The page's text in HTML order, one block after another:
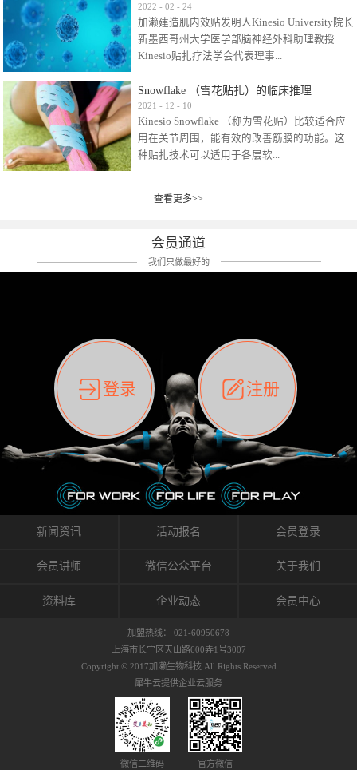
很多，比如试穿件衣服有时都会过敏，特定条
件下吃东西有时也会过敏，难道不吃不穿了？
其他品牌的在此我们不予评价，就KINESIO肌内
效贴布来说，40多年的研究开发制造肌内效贴
比如我本人，几乎天天接触KINESIO肌内效，无
论从皮肤适应性还是本人皮肤本身就不属于不
易过敏的那种，基本不会有过敏瘙痒的情况。
但是，当身体不适、休息不好、持续紧张等特
殊因素的影响下，有时还是会出现瘙痒过敏的
前后后居家近30天左右，感觉日子都日夜颠倒
痛影响走路。当天疼痛部贴了EDF和胃十字，膝
关节贴了半月板贴布。第2天第12肋部的EDF和
消失，贴布也没有出现进一步瘙痒过敏。而膝
关节的半月板贴布张力用的100%，但自始至终
它都很坚强的贴着，没有出现过任何瘙痒的迹
象。不同的条件下，同一个身体，不同的部位
皮肤的敏感度也有不同。因此我们KINESIO要做
的，是在研发生产过程中竭尽全力的降低致敏
性，减少贴布本身带来的致敏率。那到底是什
么原因引起的过敏瘙痒呢？我整理了以下内容
仅供大家参考，希望能给予大家帮助。首先我
们分析解剖下过敏的原因，然后简说一下
KINESIO贴布贴扎后预防应对。我把导致过敏的
原因，简单分为外因和内因。外因1，贴布贴布
括：1）面料的伸展率、回缩率、纤维的刺激
能会给皮肤带来过度的刺激，从而引起过敏瘙
2022 - 02 - 24
加濑建造肌内效贴发明人Kinesio University院长
新墨西哥州大学医学部脑神经外科助理教授
Kinesio贴扎疗法学会代表理事...
Kinesio Taping Association International
（KTAI）名誉会长 身体具有免疫、疼痛、细胞
破坏、发热、修复、增殖、再生等自然愈合能
力。 多作为细胞因子存在于皮肤表皮、真皮、
扎疗法）的效果是通过创造一个环境，使每种
以激发身体的自然愈合能力。 通常，药物会削
弱细胞因子的作用，单方面还会引起副作用的
症状。 与此相比，Kinesio肌内效贴创造了细
的控制仍有许多未知。 细胞因子是一种酵素，
各种各样的酵素起着适当的作用，为细胞创造
了适合居住的环境。 在现代医学上，这种细胞
因子是一种酶的观点往往被否定，但在体内有
有毒细菌和无毒细菌，它们起着保持身体平衡
的作用。 Kinesio肌内效贴不像药物那样在短时
间内表现出症状，而是通过花费时间创造一个
对身体没有伤害（副作用等）的环境来减轻症
状。 但是，由于营养、精神、运动的平衡被破
坏，各种细胞就会发生病态变化。 在一定的状
态下，细胞因子会自动捕捉异常，并在细胞之
间传递适当的修复信息。可以收集各自所需的
因子级联；细胞因子的连锁反应）。 如果这种
者甚至提供不需要的物质。 因此，身体所需的
自然愈合能力不仅不能发挥作用，反而会造成
恶化的环境。Kinesio肌内效贴的作用，就是解
决这些问题。 KinesioTaping ® （Kinesio贴扎
疗法）的概念是空（空间），动（流动），冷
（抑制热的上升），为了实现这些，贴布的质
作出来。 特别地，Kinesio Medical
Tappling®（Kinesio医疗贴扎）通过从皮肤表面
长时间给予适...
Snowflake （雪花贴扎）的临床推理
2021 - 12 - 10
Kinesio Snowflake （称为雪花贴）比较适合应
用在关节周围，能有效的改善筋膜的功能。这
种贴扎技术可以适用于各层软...
组织:肌肉，肌腱，韧带（主要围绕有问题的关
状，而是指贴布本身很重量，以及贴布刺激的
类型。贴布的应用充分利用了体内由间质液组
成的自然流体力学的流体层。这种轻微的刺激
间，还可以在单片贴布上提供支持和深度刺
激。通过对间质液的适当控制，可以连接皮下
筋膜，对关节进行非常轻柔的刺激，增加患部
的治疗区域。 snowflake“雪花”贴布不会妨碍皮
肤上下左右运动，有效的辅助修复关节周围组
织的筋膜。它可以作用于关节或肌肉表面，释
放压力，刺激深层筋膜。“雪花”贴扎疗法是一
种可以改变肌肉、筋膜和间质液之间自然流动
关系的方法。 间质液间质被称为人体的新器
官。研究人员认为，整个身体的网络是由坚韧
且柔软的蛋白质结构所支撑的相互连接的充满
流体的空间构成的。如果作为脏器，这是人体
最大的脏器，约占体重的20%（相比之下，皮
内流通，有助于细胞的再生和恢复。“1”“雪花”
周围进行轻柔的刺激，改善受影响的关节和肌
到辅助修复损伤组织的作用。对组织的营养供
膜，韧带和关节周围皮下组织的关节囊。 流
体力学理论加濑博士-Kinesio肌内效贴布的发明
人流体力学理论是以对日常生活产生反复影响
的纤细筋膜的性质为焦点。 筋膜容易受到外部
查看更多>>
会员通道
我们只做最好的
登录 注册
新闻资讯 活动报名 会员登录
会员讲师 微信公众平台 关于我们
资料库 企业动态 会员中心
加盟热线： 021-60950678
上海市长宁区天山路600弄1号3007
Copyright © 2017加濑生物科技.All Rights Reserved
犀牛云提供企业云服务
微信二维码 官方微信